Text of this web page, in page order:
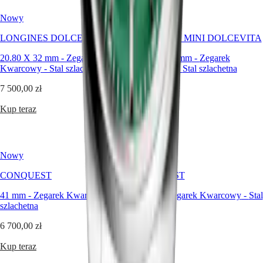
Wyślij
nam
swój
zegarek
Cennik
serwisu
Znajdź
nami
Nasz
świat
Nasza
historia
muzeum
Nowy
LONGINES DOLCEVITA
20.80 X 32 mm - Zegarek
Kwarcowy - Stal szlachetna
7 500,00 zł
Kup teraz
Nowy
LONGINES MINI DOLCEVITA
21.50 X 29 mm- Zegarek
Kwarcowy- Stal szlachetna
12 000,00 zł
Kup teraz
Nowy
CONQUEST
41 mm - Zegarek Kwarcowy
szlachetna
6 700,00 zł
Kup teraz
Nowy
CONQUEST
41 mm
- Zegarek Kwarcowy- Stal
szlachetna
Kup teraz